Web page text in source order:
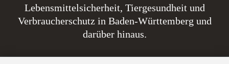
Lebensmittel­sicherheit, Tiergesundheit und
Verbraucherschutz in Baden-Württemberg und
darüber hinaus.